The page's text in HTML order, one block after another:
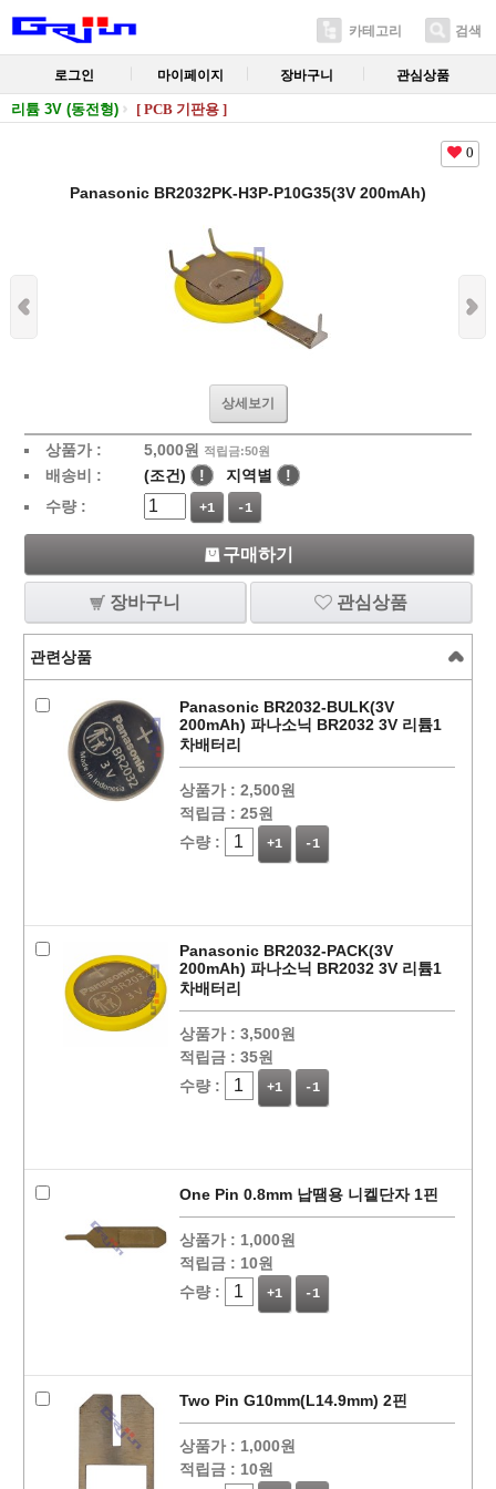
카테고리 검색
로그인 마이페이지 장바구니 관심상품
리튬 3V (동전형) [ PCB 기판용 ]
0
Panasonic BR2032PK-H3P-P10G35(3V 200mAh)
상세보기
상품가 : 5,000원 적립금:50원
배송비 : (조건) ! 지역별
!
수량 :
+1 -1
구매하기
장바구니 관심상품
관련상품
Panasonic BR2032-BULK(3V
200mAh) 파나소닉 BR2032 3V 리튬1
차배터리
상품가 : 2,500원
적립금 : 25원
수량 :
+1 -1
Panasonic BR2032-PACK(3V
200mAh) 파나소닉 BR2032 3V 리튬1
차배터리
상품가 : 3,500원
적립금 : 35원
수량 :
+1 -1
One Pin 0.8mm 납땜용 니켈단자 1핀
상품가 : 1,000원
적립금 : 10원
수량 :
+1 -1
Two Pin G10mm(L14.9mm) 2핀
상품가 : 1,000원
적립금 : 10원